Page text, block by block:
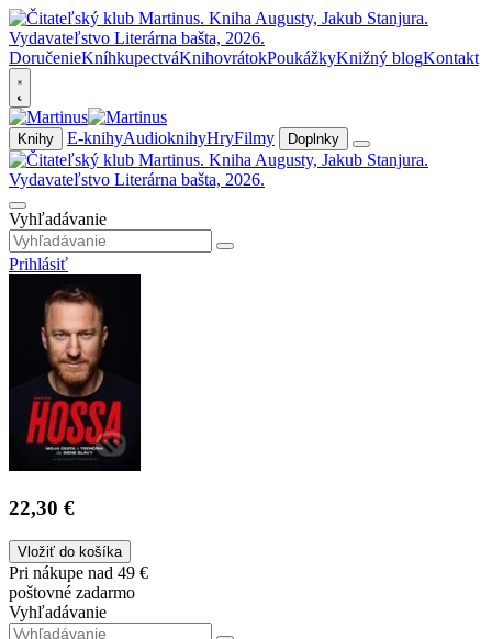
DoručenieKníhkupectváKnihovrátokPoukážkyKnižný blogKontakt
Knihy E-knihyAudioknihyHryFilmy Doplnky
Vyhľadávanie
Prihlásiť
22,30 €
Vložiť do košíka
Pri nákupe nad 49 €
poštovné zadarmo
Vyhľadávanie